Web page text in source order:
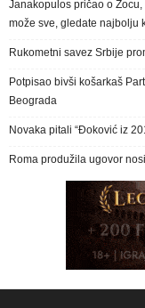
Janakopulos pričao o
može sve, gledate najbolju
Rukometni savez Srbije
Potpisao bivši košarkaš
Beograda
Novaka pitali “Đoković iz
Roma produžila ugovor